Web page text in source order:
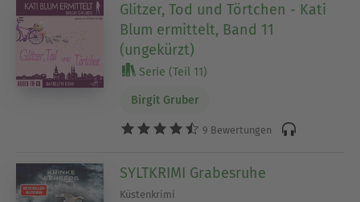
Glitzer, Tod und Törtchen - Kati
Blum ermittelt, Band 11
(ungekürzt)
Serie (Teil 11)
Birgit Gruber
9 Bewertungen
SYLTKRIMI Grabesruhe
Küstenkrimi